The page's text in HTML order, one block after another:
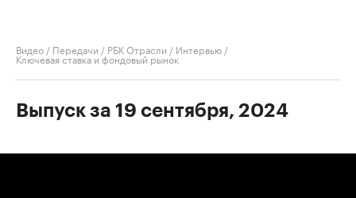
Видео / Передачи / РБК Отрасли / Интервью /
Ключевая ставка и фондовый рынок
Выпуск за 19 сентября, 2024